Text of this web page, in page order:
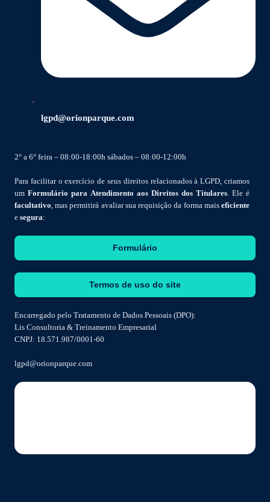
lgpd@orionparque.com
2° a 6° feira – 08:00-18:00h sábados – 08:00-12:00h
Para facilitar o exercício de seus direitos relacionados à LGPD, criamos
um Formulário para Atendimento aos Direitos dos Titulares. Ele é
facultativo, mas permitirá avaliar sua requisição da forma mais eficiente
e segura:
Formulário
Termos de uso do site
Encarregado pelo Tratamento de Dados Pessoais (DPO):
Lis Consultoria & Treinamento Empresarial
CNPJ: 18.571.987/0001-60
lgpd@orionparque.com